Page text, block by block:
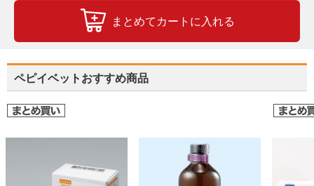
まとめてカートに入れる
ペピイベットおすすめ商品